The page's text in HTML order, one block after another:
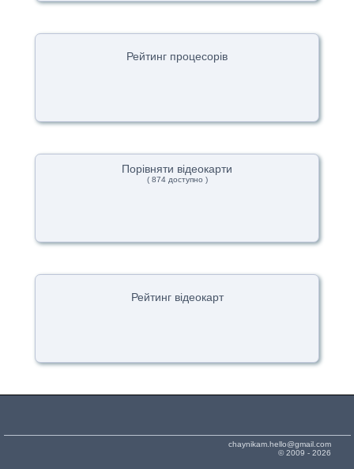
Рейтинг процесорів
Порівняти відеокарти
( 874 доступно )
Рейтинг відеокарт
chaynikam.hello@gmail.com
© 2009 - 2026